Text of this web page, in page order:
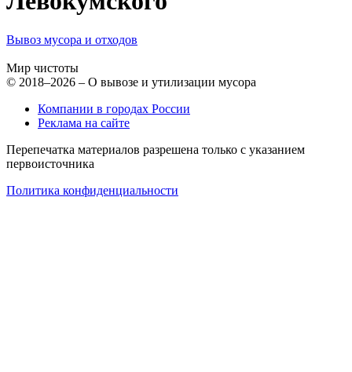
Вывоз мусора и отходов
Мир чистоты
© 2018–2026 – О вывозе и утилизации мусора
Компании в городах России
Реклама на сайте
Перепечатка материалов разрешена только с указанием
первоисточника
Политика конфиденциальности